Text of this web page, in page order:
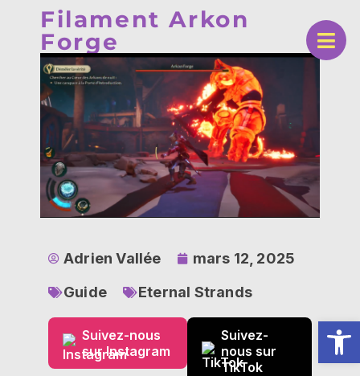
Filament Arkon
Forge
Adrien Vallée
mars 12, 2025
Guide
Eternal Strands
Suivez-nous
sur Instagram
Suivez-
nous sur
TikTok